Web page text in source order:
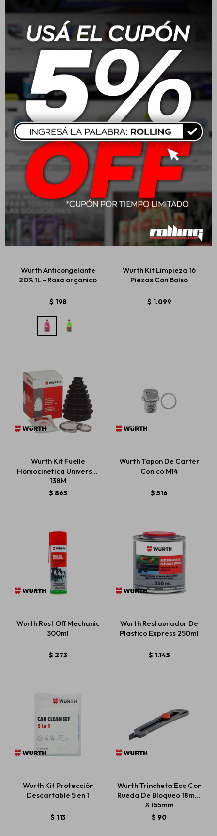
Wurth Limpiador A/C
HSW200 Plus Lavanda
$513
Wurth Anticorrosivo 5L
Rosa
$654
Wurth Anticongelante
20% 1L - Rosa organico
$ 198
Wurth Kit Limpieza 16
Piezas Con Bolso
$ 1.099
Wurth Kit Fuelle
Homocinetica Universal
138M
$ 863
Wurth Tapon De Carter
Conico M14
$ 516
Wurth Rost Off Mechanic
300ml
$ 273
Wurth Restaurador De
Plastico Express 250ml
$ 1.145
Wurth Kit Protección
Descartable 5 en 1
$ 113
Wurth Trincheta Eco Con
Rueda De Bloqueo 18mm
X 155mm
$ 90